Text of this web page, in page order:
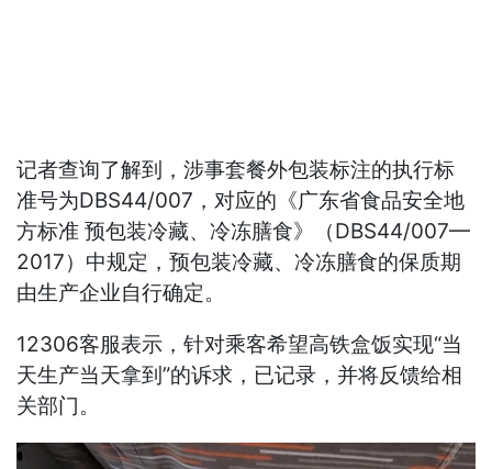
记者查询了解到，涉事套餐外包装标注的执行标
准号为DBS44/007，对应的《广东省食品安全地
方标准 预包装冷藏、冷冻膳食》（DBS44/007—
2017）中规定，预包装冷藏、冷冻膳食的保质期
由生产企业自行确定。
12306客服表示，针对乘客希望高铁盒饭实现“当
天生产当天拿到”的诉求，已记录，并将反馈给相
关部门。